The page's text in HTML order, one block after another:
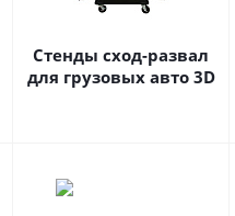
Стенды сход-развал
для грузовых авто 3D